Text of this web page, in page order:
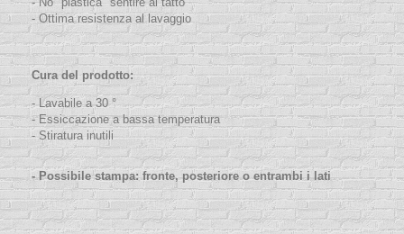
- Ottima resistenza al lavaggio
Cura del prodotto:
- Lavabile a 30 °
- Essiccazione a bassa temperatura
- Stiratura inutili
- Possibile stampa: fronte, posteriore o entrambi i lati